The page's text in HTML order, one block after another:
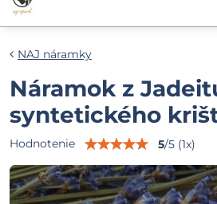
NAJ náramky
Náramok z
syntetického
Hodnotenie 5/5 (1x)